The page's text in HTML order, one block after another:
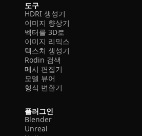
도구
HDRI 생성기
이미지 향상기
벡터를 3D로
이미지 리믹스
텍스처 생성기
Rodin 검색
메시 편집기
모델 뷰어
형식 변환기
플러그인
Blender
Unreal